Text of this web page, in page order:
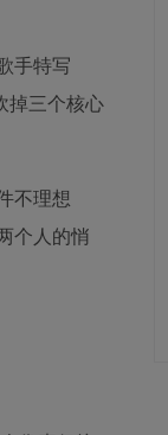
手特写
掉三个核心
不理想
个人的悄